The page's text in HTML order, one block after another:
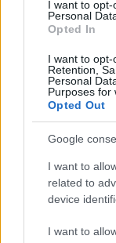
I want to
Personal
Opted In
I want to opt-
Retention,
Personal
Purposes for
Opted Out
Google
I want to
related to
device
I want to
ΓΙΑΝΝΗΣ
Ακολουθήστε
ενημερωθείτε
τελευταία νέα
Πιο